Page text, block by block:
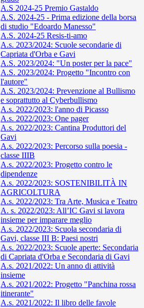
A.S 2024-25 Premio Gastaldo
A.S. 2024-25 - Prima edizione della borsa
di studio "Edoardo Manesso"
A.S. 2024-25 Resis-ti-amo
A.s. 2023/2024: Scuole secondarie di
Capriata d'Orba e Gavi
A.S. 2023/2024: "Un poster per la pace"
A.S. 2023/2024: Progetto "Incontro con
l'autore"
A.S. 2023/2024: Prevenzione al Bullismo
e soprattutto al Cyberbullismo
A.s. 2022/2023: l'anno di Picasso
A.s. 2022/2023: One pager
A.s. 2022/2023: Cantina Produttori del
Gavi
A.s. 2022/2023: Percorso sulla poesia -
classe IIIB
A.s. 2022/2023: Progetto contro le
dipendenze
A.s. 2022/2023: SOSTENIBILITÀ IN
AGRICOLTURA
A.s. 2022/2023: Tra Arte, Musica e Teatro
A. s. 2022/2023: All’IC Gavi si lavora
insieme per imparare meglio
A.s. 2022/2023: Scuola secondaria di
Gavi, classe III B: Paesi nostri
A.s. 2022/2023: Scuole aperte: Secondaria
di Capriata d'Orba e Secondaria di Gavi
A.s. 2021/2022: Un anno di attività
insieme
A.s. 2021/2022: Progetto "Panchina rossa
itinerante"
A.s. 2021/2022: Il libro delle favole